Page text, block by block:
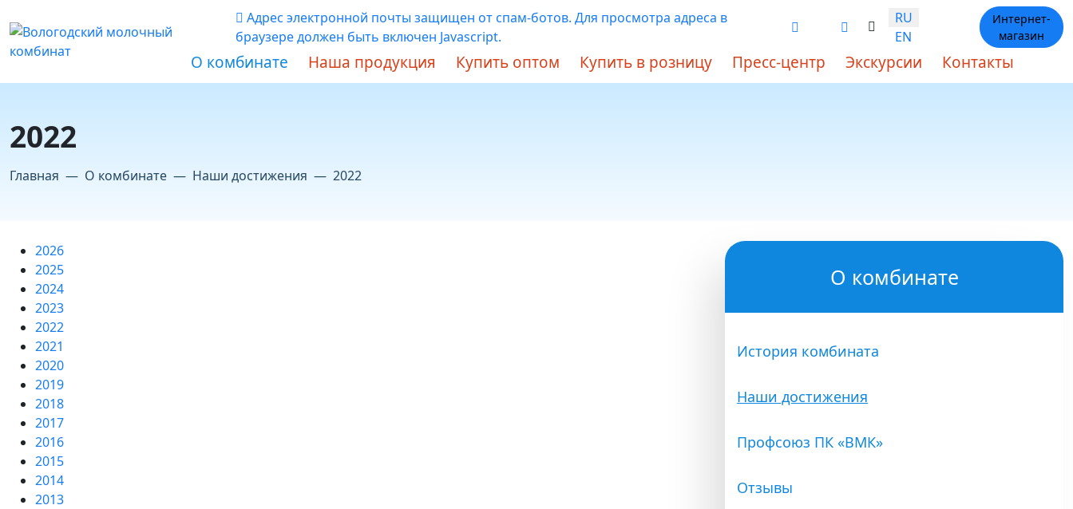
Адрес электронной почты защищен от спам-ботов. Для просмотра адреса в
браузере должен быть включен Javascript.
Выберите язык
RU
EN
Интернет-
магазин
О комбинате Наша продукция Купить оптом Купить в розницу Пресс-центр Экскурсии Контакты
2022
Главная О комбинате Наши достижения 2022
2026
2025
2024
2023
2022
2021
2020
2019
2018
2017
2016
2015
2014
2013
О комбинате
История комбината
Наши достижения
Профсоюз ПК «ВМК»
Отзывы